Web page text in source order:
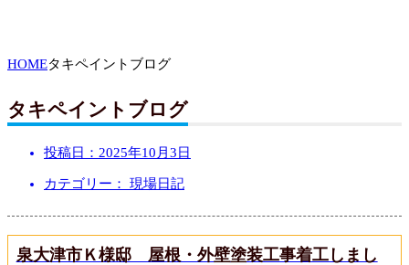
HOMEタキペイントブログ
タキペイントブログ
投稿日： 2025年10月3日
カテゴリー： 現場日記
泉大津市Ｋ様邸 屋根・外壁塗装工事着工しまし